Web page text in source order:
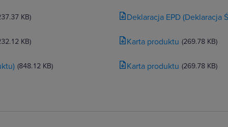
będziesz miał
płaskie
KB)
KB)
(848.12 KB)
Deklaracja EPD (Deklaracja
Karta produktu (269.78 KB)
Karta produktu (269.78 KB)